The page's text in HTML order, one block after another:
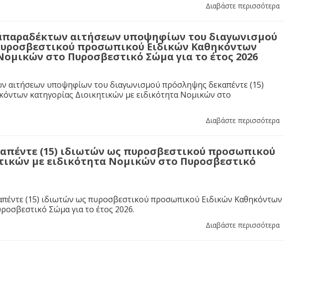
Διαβάστε περισσότερα
αιτήσεων υποψηφίων του διαγωνισμού
προσωπικού Ειδικών Καθηκόντων
στο Πυροσβεστικό Σώμα για το έτος 2026
αιτήσεων υποψηφίων του διαγωνισμού πρόσληψης δεκαπέντε (15)
κατηγορίας Διοικητικών με ειδικότητα Νομικών στο
Διαβάστε περισσότερα
(15) ιδιωτών ως πυροσβεστικού προσωπικού
με ειδικότητα Νομικών στο Πυροσβεστικό
(15) ιδιωτών ως πυροσβεστικού προσωπικού Ειδικών Καθηκόντων
Σώμα για το έτος 2026.
Διαβάστε περισσότερα